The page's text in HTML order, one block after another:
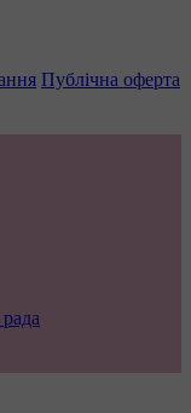
Публічна оферта